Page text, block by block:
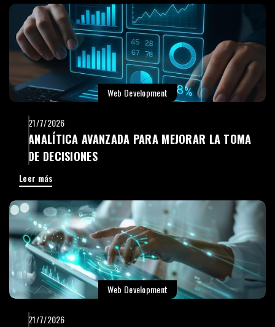
Web Development
21/7/2026
ANALÍTICA AVANZADA PARA MEJORAR LA TOMA
DE DECISIONES
Leer más
Web Development
21/7/2026